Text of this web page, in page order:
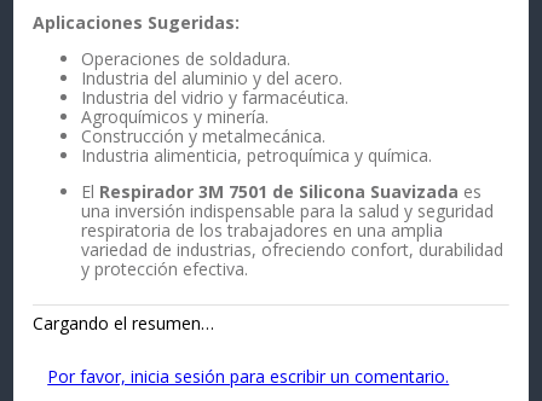
Aplicaciones Sugeridas:
Operaciones de soldadura.
Industria del aluminio y del acero.
Industria del vidrio y farmacéutica.
Agroquímicos y minería.
Construcción y metalmecánica.
Industria alimenticia, petroquímica y química.
El Respirador 3M 7501 de Silicona Suavizada es
una inversión indispensable para la salud y seguridad
respiratoria de los trabajadores en una amplia
variedad de industrias, ofreciendo confort, durabilidad
y protección efectiva.
Cargando el resumen…
Por favor, inicia sesión para escribir un comentario.